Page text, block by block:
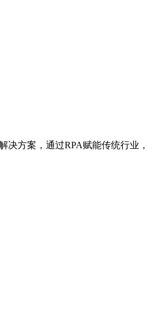
方案，通过RPA赋能传统行业，